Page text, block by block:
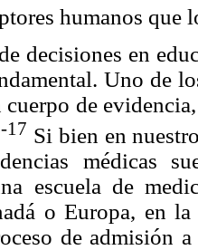
humanos que
decisiones en
Uno de
de
17 Si bien en
médicas
escuela de
o Europa, en
de admisión